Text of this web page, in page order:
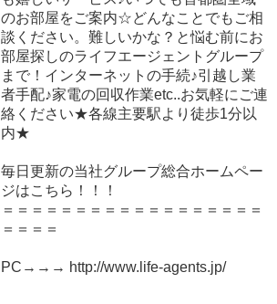
のお部屋をご案内☆どんなことでもご相
談ください。難しいかな？と悩む前にお
部屋探しのライフエージェントグループ
まで！インターネットの手続♪引越し業
者手配♪家電の回収作業etc..お気軽にご連
絡ください★各線主要駅より徒歩1分以
内★
毎日更新の当社グループ総合ホームペー
ジはこちら！！！
＝＝＝＝＝＝＝＝＝＝＝＝＝＝＝＝＝＝
＝＝＝＝
PC→→→ http://www.life-agents.jp/